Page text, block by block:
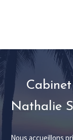
Nathalie
Nous accueillons